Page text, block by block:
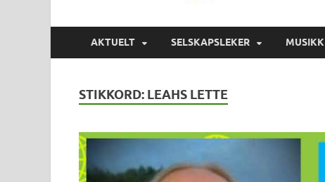
AKTUELT SELSKAPSLEKER MUSIKK
STIKKORD: LEAHS LETTE